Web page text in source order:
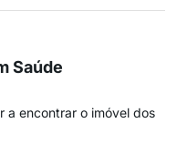
Saúde
a encontrar o imóvel dos